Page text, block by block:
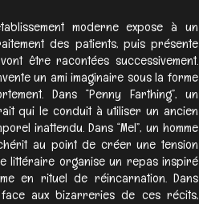
moderne expose à un
des patients, puis présente
être racontées successivement.
un ami imaginaire sous la forme
Dans “Penny Farthing”, un
qui le conduit à utiliser un ancien
inattendu. Dans “Mel”, un homme
au point de créer une tension
littéraire organise un repas inspiré
en rituel de réincarnation. Dans
aux bizarreries de ces récits,